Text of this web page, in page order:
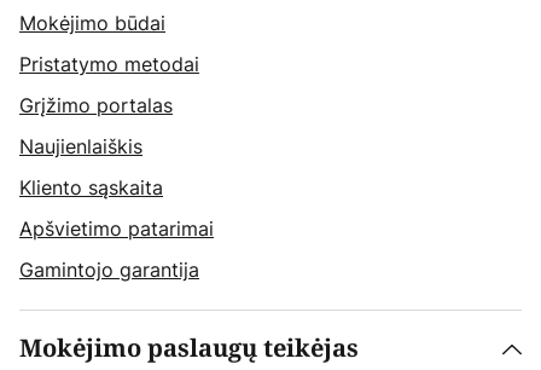
Mokėjimo būdai
Pristatymo metodai
Grįžimo portalas
Naujienlaiškis
Kliento sąskaita
Apšvietimo patarimai
Gamintojo garantija
Mokėjimo paslaugų teikėjas